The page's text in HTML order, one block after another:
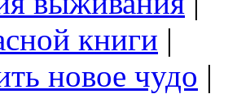
книги |
новое чудо |